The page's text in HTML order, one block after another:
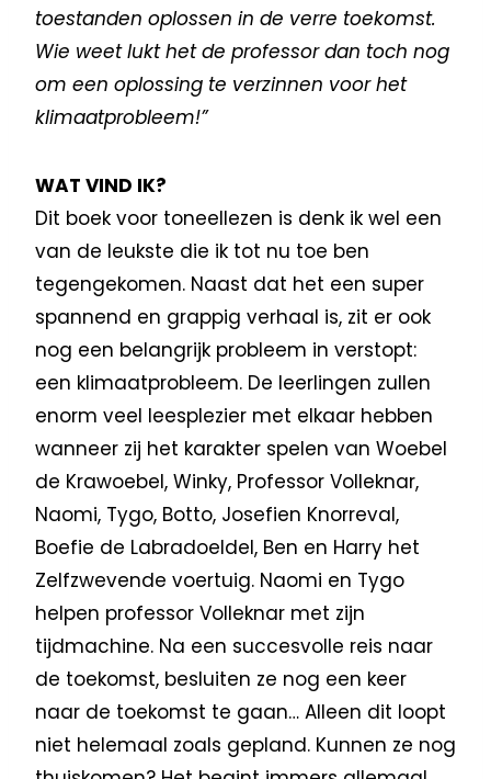
toestanden oplossen in de verre toekomst.
Wie weet lukt het de professor dan toch nog
om een oplossing te verzinnen voor het
klimaatprobleem!”
WAT VIND IK?
Dit boek voor toneellezen is denk ik wel een
van de leukste die ik tot nu toe ben
tegengekomen. Naast dat het een super
spannend en grappig verhaal is, zit er ook
nog een belangrijk probleem in verstopt:
een klimaatprobleem. De leerlingen zullen
enorm veel leesplezier met elkaar hebben
wanneer zij het karakter spelen van Woebel
de Krawoebel, Winky, Professor Volleknar,
Naomi, Tygo, Botto, Josefien Knorreval,
Boefie de Labradoeldel, Ben en Harry het
Zelfzwevende voertuig. Naomi en Tygo
helpen professor Volleknar met zijn
tijdmachine. Na een succesvolle reis naar
de toekomst, besluiten ze nog een keer
naar de toekomst te gaan… Alleen dit loopt
niet helemaal zoals gepland. Kunnen ze nog